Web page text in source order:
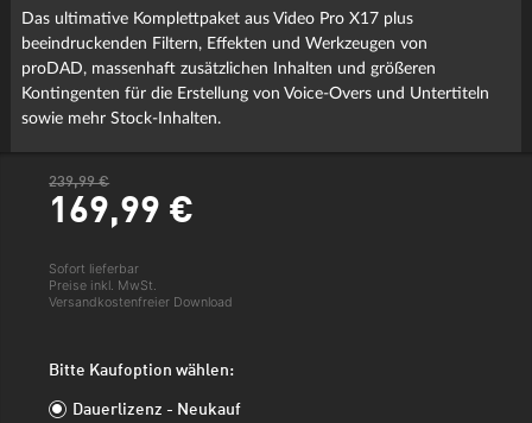
Das ultimative Komplettpaket aus Video Pro X17 plus
beeindruckenden Filtern, Effekten und Werkzeugen von
proDAD, massenhaft zusätzlichen Inhalten und größeren
Kontingenten für die Erstellung von Voice-Overs und Untertiteln
sowie mehr Stock-Inhalten.
239,99 €
169,99 €
Sofort lieferbar
Preise inkl. MwSt.
Versandkostenfreier Download
Bitte Kaufoption wählen:
Dauerlizenz - Neukauf